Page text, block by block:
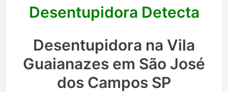
Desentupidora Detecta
Desentupidora na Vila
Guaianazes em São José
dos Campos SP